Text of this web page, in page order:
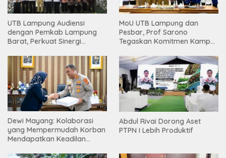
UTB Lampung Audiensi
dengan Pemkab Lampung
Barat, Perkuat Sinergi
Tinggi
MoU UTB Lampung dan
Pesbar, Prof Sarono
Tegaskan Komitmen Kampus
Masyarakat
Dewi Mayang: Kolaborasi
yang Mempermudah Korban
Mendapatkan Keadilan
Abdul Rivai Dorong Aset
PTPN I Lebih Produktif